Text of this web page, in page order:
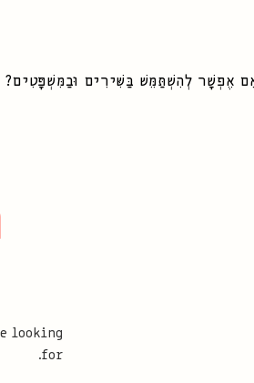
אֶפְשָׁר לְהִשְׁתַּמֵּשׁ בַּשִּׁירִים וּבַמִּשְׁפָּטִים?
looking
for.